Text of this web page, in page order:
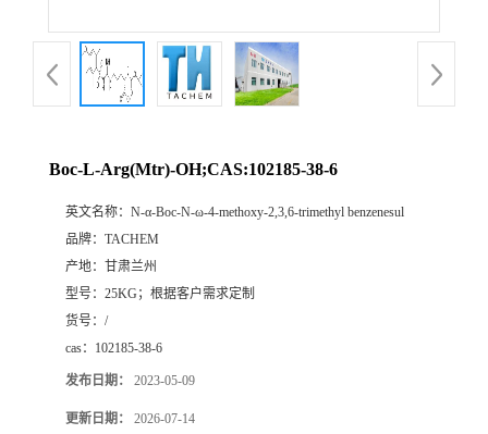
Boc-L-Arg(Mtr)-OH;CAS:102185-38-6
英文名称： N-α-Boc-N-ω-4-methoxy-2,3,6-trimethyl benzenesul
品牌： TACHEM
产地： 甘肃兰州
型号： 25KG；根据客户需求定制
货号： /
cas： 102185-38-6
发布日期： 2023-05-09
更新日期： 2026-07-14